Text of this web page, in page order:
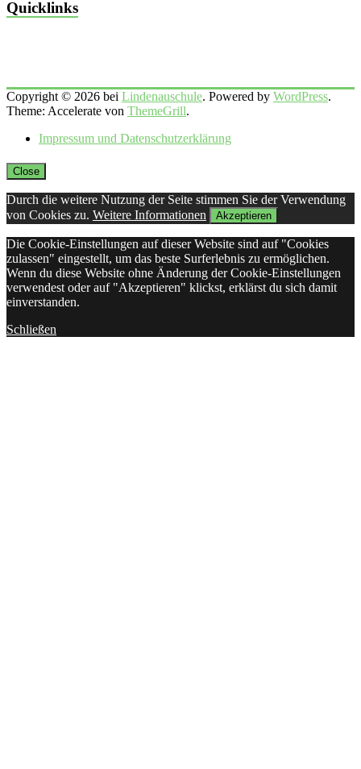
Quicklinks
Copyright © 2026 bei Lindenauschule. Powered by WordPress.
Theme: Accelerate von ThemeGrill.
Impressum und Datenschutzerklärung
Close
Durch die weitere Nutzung der Seite stimmen Sie der Verwendung
von Cookies zu. Weitere Informationen Akzeptieren
Die Cookie-Einstellungen auf dieser Website sind auf "Cookies
zulassen" eingestellt, um das beste Surferlebnis zu ermöglichen.
Wenn du diese Website ohne Änderung der Cookie-Einstellungen
verwendest oder auf "Akzeptieren" klickst, erklärst du sich damit
einverstanden.
Schließen